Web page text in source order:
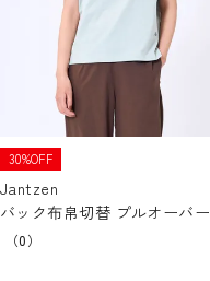
30%OFF
Jantzen
バック布帛切替 プルオーバー
（0）